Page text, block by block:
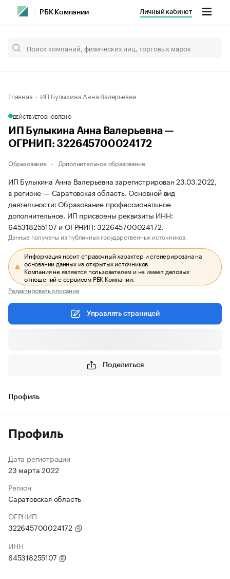
РБК Компании Личный кабинет
Главная ИП Булыкина Анна Валерьевна
ДЕЙСТВУЕТОБНОВЛЕНО
ИП Булыкина Анна Валерьевна —
ОГРНИП: 322645700024172
Образование Дополнительное образование
ИП Булыкина Анна Валерьевна зарегистрирован 23.03.2022,
в регионе — Саратовская область. Основной вид
деятельности: Образование профессиональное
дополнительное. ИП присвоены реквизиты ИНН:
645318255107 и ОГРНИП: 322645700024172.
Данные получены из публичных государственных источников.
Информация носит справочный характер и сгенерирована на
основании данных из открытых источников.
Компания не является пользователем и не имеет деловых
отношений с сервисом РБК Компании.
Редактировать описание
Управлять страницей
Поделиться
Профиль
Профиль
Дата регистрации
23 марта 2022
Регион
Саратовская область
ОГРНИП
322645700024172
ИНН
645318255107